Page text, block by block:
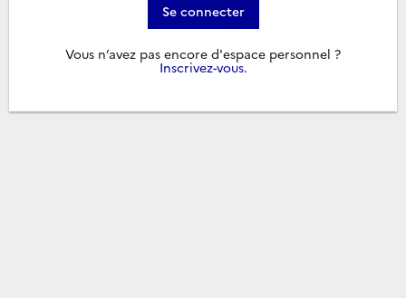
Se connecter
Vous n’avez pas encore d'espace personnel ?
Inscrivez-vous.